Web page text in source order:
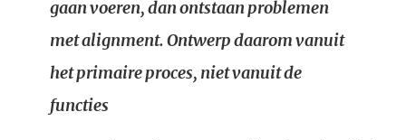
gaan voeren, dan ontstaan problemen
met alignment. Ontwerp daarom vanuit
het primaire proces, niet vanuit de
functies